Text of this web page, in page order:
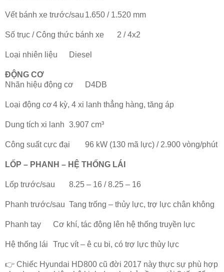
Vết bánh xe trước/sau 1.650 / 1.520 mm
Số trục / Công thức bánh xe 2 / 4x2
Loại nhiên liệu Diesel
ĐỘNG CƠ
Nhãn hiệu động cơ
D4DB
Loại động cơ4 kỳ, 4 xi lanh thẳng hàng, tăng áp
Dung tích xi lanh 3.907 cm³
Công suất cực đại 96 kW (130 mã lực) / 2.900 vòng/phút
LỐP – PHANH – HỆ THỐNG LÁI
Lốp trước/sau 8.25 – 16 / 8.25 – 16
Phanh trước/sau Tang trống – thủy lực, trợ lực chân không
Phanh tay Cơ khí, tác động lên hệ thống truyền lực
Hệ thống lái Trục vít – ê cu bi, có trợ lực thủy lực
👉 Chiếc Hyundai HD800 cũ đời 2017 này thực sự phù hợp